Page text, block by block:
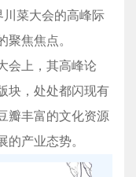
川菜大会的高峰际
聚焦焦点。
会上，其高峰论
块，处处都闪现有
瓣丰富的文化资源
的产业态势。